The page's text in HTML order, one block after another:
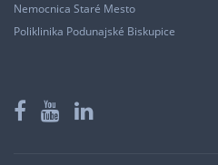
Nemocnica Staré Mesto
Poliklinika Podunajské Biskupice
Facebook
YouTube
LinkedIn